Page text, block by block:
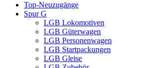
Top-Neuzugänge
Spur G
LGB Lokomotiven
LGB Güterwagen
LGB Personenwagen
LGB Startpackungen
LGB Gleise